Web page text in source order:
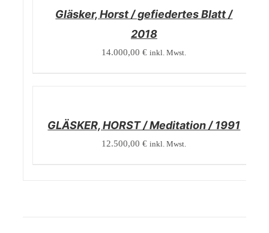
Gläsker, Horst / gefiedertes Blatt /
2018
14.000,00€ inkl. Mwst.
GLÄSKER, HORST / Meditation / 1991
12.500,00€ inkl. Mwst.